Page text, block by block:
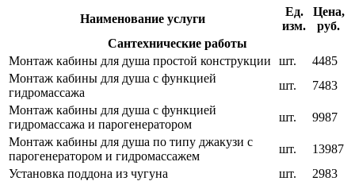
Наименование услуги
Ед.
изм.
Цена,
руб.
Сантехнические работы
Монтаж кабины для душа простой конструкции
шт.
4485
Монтаж кабины для душа с функцией
гидромассажа
шт.
7483
Монтаж кабины для душа с функцией
гидромассажа и парогенератором
шт.
9987
Монтаж кабины для душа по типу джакузи с
парогенератором и гидромассажем
шт.
13987
Установка поддона из чугуна
шт.
2983